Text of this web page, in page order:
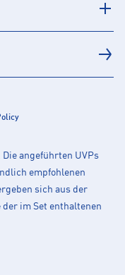
angeführten UVPs
empfohlenen
sich aus der
im Set enthaltenen